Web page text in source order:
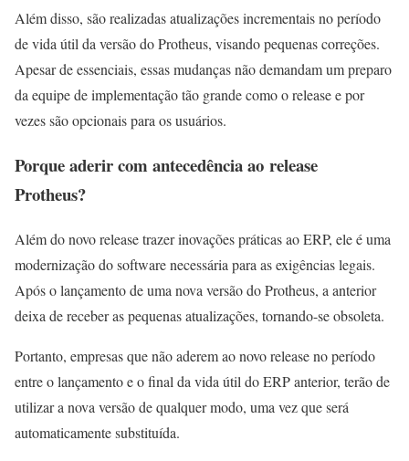
Além disso, são realizadas atualizações incrementais no período
de vida útil da versão do Protheus, visando pequenas correções.
Apesar de essenciais, essas mudanças não demandam um preparo
da equipe de implementação tão grande como o release e por
vezes são opcionais para os usuários.
Porque aderir com antecedência ao release
Protheus?
Além do novo release trazer inovações práticas ao ERP, ele é uma
modernização do software necessária para as exigências legais.
Após o lançamento de uma nova versão do Protheus, a anterior
deixa de receber as pequenas atualizações, tornando-se obsoleta.
Portanto, empresas que não aderem ao novo release no período
entre o lançamento e o final da vida útil do ERP anterior, terão de
utilizar a nova versão de qualquer modo, uma vez que será
automaticamente substituída.